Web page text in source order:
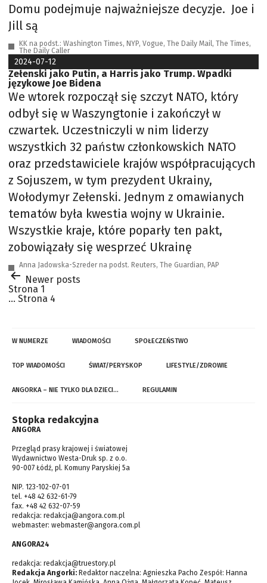
Domu podejmuje najważniejsze decyzje. Joe i
Jill są
KK na podst.: Washington Times, NYP, Vogue, The Daily Mail, The Times,
The Daily Caller
2024-07-12
Zełenski jako Putin, a Harris jako Trump. Wpadki
językowe Joe Bidena
We wtorek rozpoczął się szczyt NATO, który
odbył się w Waszyngtonie i zakończył w
czwartek. Uczestniczyli w nim liderzy
wszystkich 32 państw członkowskich NATO
oraz przedstawiciele krajów współpracujących
z Sojuszem, w tym prezydent Ukrainy,
Wołodymyr Zełenski. Jednym z omawianych
tematów była kwestia wojny w Ukrainie.
Wszystkie kraje, które poparły ten pakt,
zobowiązały się wesprzeć Ukrainę
Anna Jadowska-Szreder na podst. Reuters, The Guardian, PAP
Stronicowanie
wpisów
Newer posts
Strona 1
… Strona 4
W NUMERZE WIADOMOŚCI SPOŁECZEŃSTWO
TOP WIADOMOŚCI ŚWIAT/PERYSKOP LIFESTYLE/ZDROWIE
ANGORKA – NIE TYLKO DLA DZIECI… REGULAMIN
Stopka redakcyjna
ANGORA
Przegląd prasy krajowej i światowej
Wydawnictwo Westa-Druk sp. z o.o.
90-007 Łódź, pl. Komuny Paryskiej 5a
NIP. 123-102-07-01
tel. +48 42 632-61-79
fax. +48 42 632-07-59
redakcja: redakcja@angora.com.pl
webmaster: webmaster@angora.com.pl
ANGORA24
redakcja: redakcja@truestory.pl
Redakcja Angorki: Redaktor naczelna: Agnieszka Pacho Zespół: Hanna